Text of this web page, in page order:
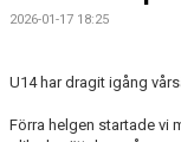
2026-01-17 18:25
U14 har dragit igång
Förra helgen startade vi